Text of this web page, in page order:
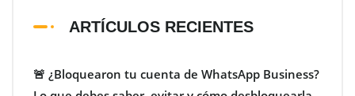
ARTÍCULOS RECIENTES
🚨 ¿Bloquearon tu cuenta de WhatsApp Business?